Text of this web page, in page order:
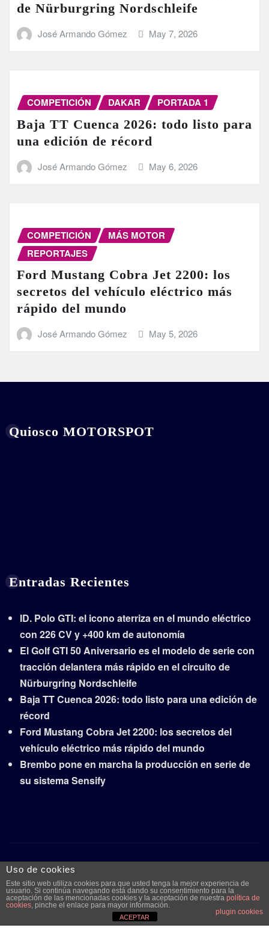
de Nürburgring Nordschleife
José Armando Gómez May 7, 2026
COMPETICIÓN DAKAR PORTADA 1
Baja TT Cuenca 2026: todo listo para
una edición de récord
José Armando Gómez May 6, 2026
COMPETICIÓN
MÁS MOTOR
REPORTAJES
Ford Mustang Cobra Jet 2200: los
secretos del vehículo eléctrico más
rápido del mundo
José Armando Gómez May 5, 2026
Quiosco MOTORSPOT
Entradas Recientes
ID. Polo GTI: el icono aterriza en el mundo eléctrico
con 226 CV y +400 km de autonomía
El Golf GTI 50 Aniversario es el modelo de serie con
tracción delantera más rápido en el circuito de
Nürburgring Nordschleife
Baja TT Cuenca 2026: todo listo para una edición de
récord
Ford Mustang Cobra Jet 2200: los secretos del
vehículo eléctrico más rápido del mundo
Brembo pone en marcha la producción en serie de
su sistema Sensify
Copyright © 2026 | Funciona conWordPress|Frankfurt
Newspor ThemeArile
Aviso legal y
Publicidad Contacto
Uso de cookies
Este sitio web utiliza cookies para que usted tenga la mejor experiencia de
usuario. Si continúa navegando está dando su consentimiento para la
aceptación de las mencionadas cookies y la aceptación de nuestra política de
cookies, pinche el enlace para mayor información.
plugin cookies
ACEPTAR